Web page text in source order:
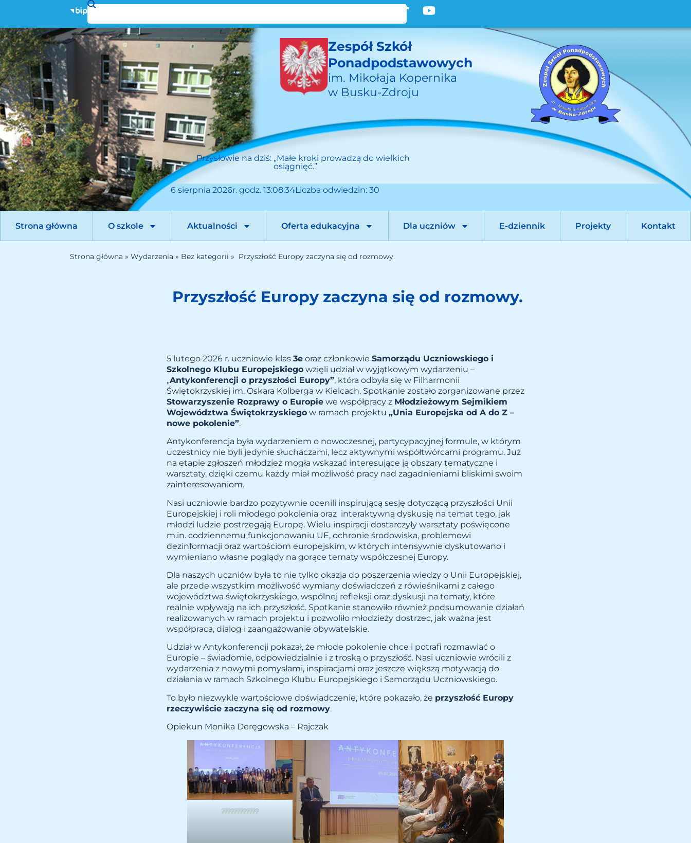
Zespół Szkół
Ponadpodstawowych
im. Mikołaja Kopernika
w Busku-Zdroju
Przysłowie na dziś: „Małe kroki prowadzą do wielkich
osiągnięć.”
6 sierpnia 2026r. godz. 13:08:34Liczba odwiedzin: 30
Strona główna O szkole Aktualności Oferta edukacyjna Dla uczniów E-dziennik Projekty Kontakt
Strona główna » Wydarzenia » Bez kategorii » Przyszłość Europy zaczyna się od rozmowy.
Przyszłość Europy zaczyna się od rozmowy.
5 lutego 2026 r. uczniowie klas 3e oraz członkowie Samorządu Uczniowskiego i
Szkolnego Klubu Europejskiego wzięli udział w wyjątkowym wydarzeniu –
„Antykonferencji o przyszłości Europy”, która odbyła się w Filharmonii
Świętokrzyskiej im. Oskara Kolberga w Kielcach. Spotkanie zostało zorganizowane przez
Stowarzyszenie Rozprawy o Europie we współpracy z Młodzieżowym Sejmikiem
Województwa Świętokrzyskiego w ramach projektu „Unia Europejska od A do Z –
nowe pokolenie”.
Antykonferencja była wydarzeniem o nowoczesnej, partycypacyjnej formule, w którym
uczestnicy nie byli jedynie słuchaczami, lecz aktywnymi współtwórcami programu. Już
na etapie zgłoszeń młodzież mogła wskazać interesujące ją obszary tematyczne i
warsztaty, dzięki czemu każdy miał możliwość pracy nad zagadnieniami bliskimi swoim
zainteresowaniom.
Nasi uczniowie bardzo pozytywnie ocenili inspirującą sesję dotyczącą przyszłości Unii
Europejskiej i roli młodego pokolenia oraz interaktywną dyskusję na temat tego, jak
młodzi ludzie postrzegają Europę. Wielu inspiracji dostarczyły warsztaty poświęcone
m.in. codziennemu funkcjonowaniu UE, ochronie środowiska, problemowi
dezinformacji oraz wartościom europejskim, w których intensywnie dyskutowano i
wymieniano własne poglądy na gorące tematy współczesnej Europy.
Dla naszych uczniów była to nie tylko okazja do poszerzenia wiedzy o Unii Europejskiej,
ale przede wszystkim możliwość wymiany doświadczeń z rówieśnikami z całego
województwa świętokrzyskiego, wspólnej refleksji oraz dyskusji na tematy, które
realnie wpływają na ich przyszłość. Spotkanie stanowiło również podsumowanie działań
realizowanych w ramach projektu i pozwoliło młodzieży dostrzec, jak ważna jest
współpraca, dialog i zaangażowanie obywatelskie.
Udział w Antykonferencji pokazał, że młode pokolenie chce i potrafi rozmawiać o
Europie – świadomie, odpowiedzialnie i z troską o przyszłość. Nasi uczniowie wrócili z
wydarzenia z nowymi pomysłami, inspiracjami oraz jeszcze większą motywacją do
działania w ramach Szkolnego Klubu Europejskiego i Samorządu Uczniowskiego.
To było niezwykle wartościowe doświadczenie, które pokazało, że przyszłość Europy
rzeczywiście zaczyna się od rozmowy.
Opiekun Monika Deręgowska – Rajczak
????????????